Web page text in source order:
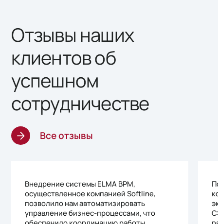
деятельности.
Отзывы наших
клиентов об
успешном
сотрудничестве
Все отзывы
Внедрение системы ELMA BPM,
осуществленное компанией Softline,
позволило нам автоматизировать
управление бизнес-процессами, что